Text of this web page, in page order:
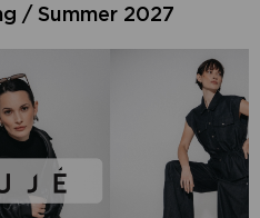
/ Summer 2027